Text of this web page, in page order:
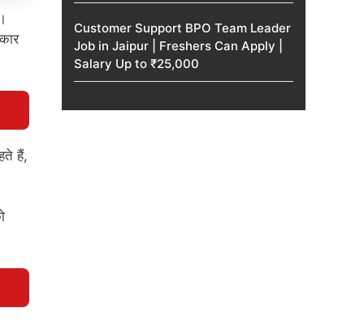
हैं,
Customer Support BPO Team Leader
Job in Jaipur | Freshers Can Apply |
Salary Up to ₹25,000